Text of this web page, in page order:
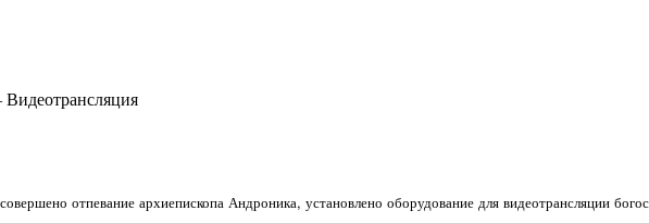
отпевание архиепископа Андроника, установлено оборудование для видеотрансляции